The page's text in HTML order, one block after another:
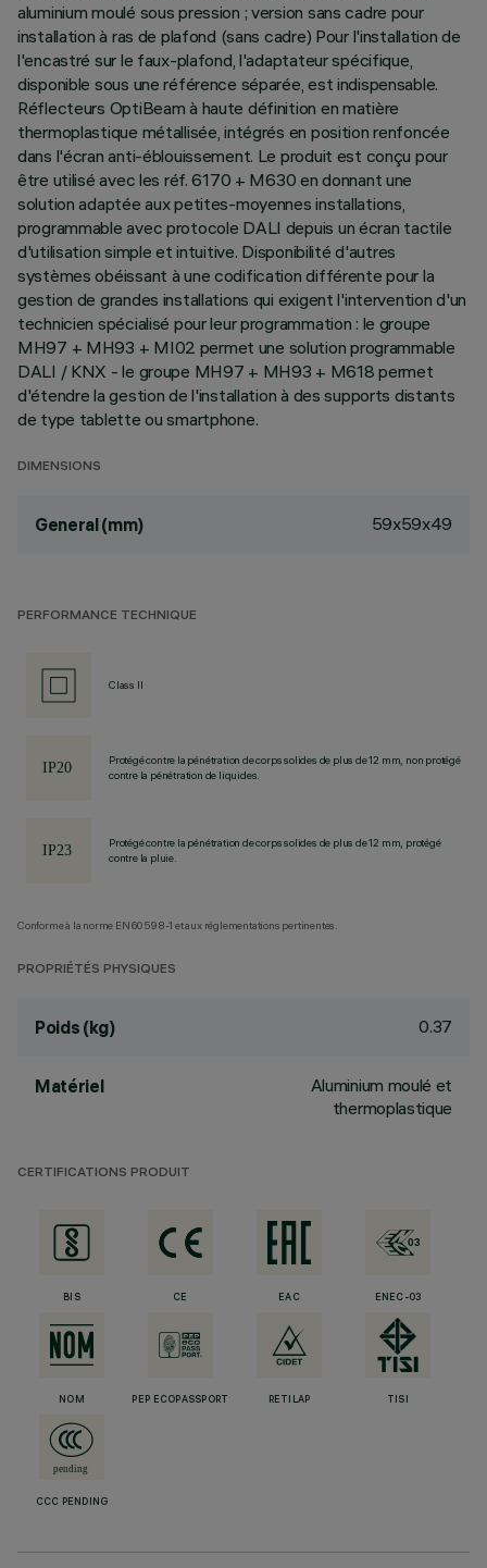
aluminium moulé sous pression ; version sans cadre pour
installation à ras de plafond (sans cadre) Pour l'installation de
l'encastré sur le faux-plafond, l'adaptateur spécifique,
disponible sous une référence séparée, est indispensable.
Réflecteurs OptiBeam à haute définition en matière
thermoplastique métallisée, intégrés en position renfoncée
dans l'écran anti-éblouissement. Le produit est conçu pour
être utilisé avec les réf. 6170 + M630 en donnant une
solution adaptée aux petites-moyennes installations,
programmable avec protocole DALI depuis un écran tactile
d'utilisation simple et intuitive. Disponibilité d'autres
systèmes obéissant à une codification différente pour la
gestion de grandes installations qui exigent l'intervention d'un
technicien spécialisé pour leur programmation : le groupe
MH97 + MH93 + MI02 permet une solution programmable
DALI / KNX - le groupe MH97 + MH93 + M618 permet
d'étendre la gestion de l'installation à des supports distants
de type tablette ou smartphone.
DIMENSIONS
General (mm) 59x59x49
PERFORMANCE TECHNIQUE
Class II
Protégé contre la pénétration de corps solides de plus de 12 mm, non protégé
contre la pénétration de liquides.
Protégé contre la pénétration de corps solides de plus de 12 mm, protégé
contre la pluie.
Conforme à la norme EN60598-1 et aux réglementations pertinentes.
PROPRIÉTÉS PHYSIQUES
Poids (kg) 0.37
Matériel
Aluminium moulé et
thermoplastique
CERTIFICATIONS PRODUIT
BIS CE EAC ENEC-03
NOM PEP ECOPASSPORT RETILAP TISI
CCC PENDING